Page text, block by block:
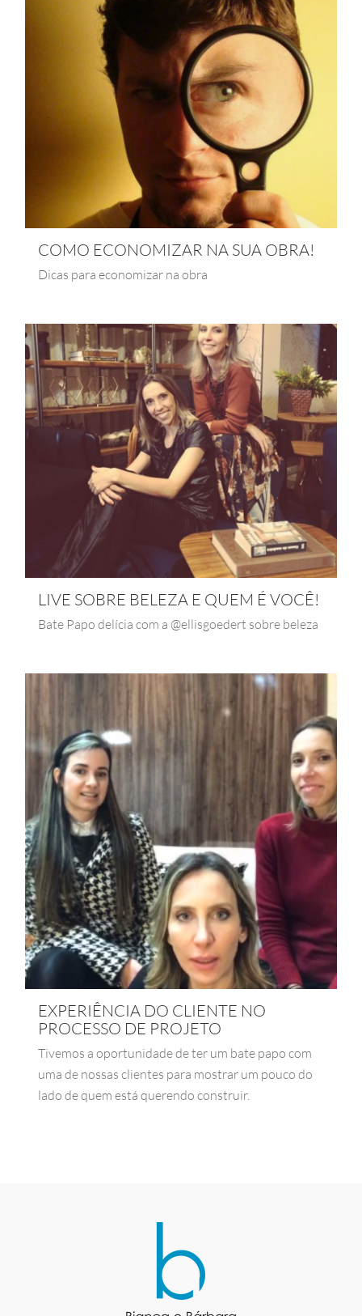
COMO ECONOMIZAR NA SUA OBRA!
Dicas para economizar na obra
LIVE SOBRE BELEZA E QUEM É VOCÊ!
Bate Papo delícia com a @ellisgoedert sobre beleza
EXPERIÊNCIA DO CLIENTE NO
PROCESSO DE PROJETO
Tivemos a oportunidade de ter um bate papo com
uma de nossas clientes para mostrar um pouco do
lado de quem está querendo construir.